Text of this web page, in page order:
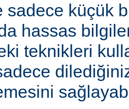
sadece küçük
hassas
teknikleri